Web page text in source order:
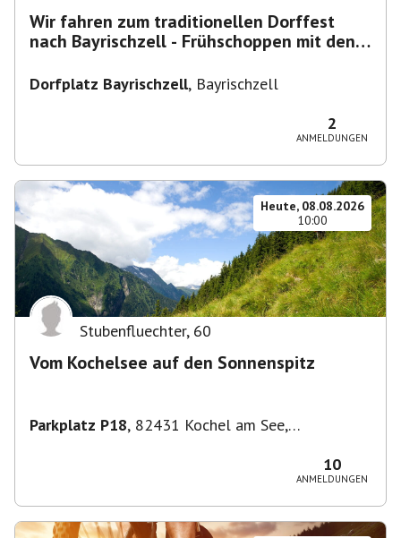
Wir fahren zum traditionellen Dorffest
nach Bayrischzell - Frühschoppen mit den
Dorfplatz Bayrischzell, Bayrischzell
2
ANMELDUNGEN
Heute, 08.08.2026
10:00
Stubenfluechter, 60
Vom Kochelsee auf den Sonnenspitz
Parkplatz P18, 82431 Kochel am See,
10
ANMELDUNGEN